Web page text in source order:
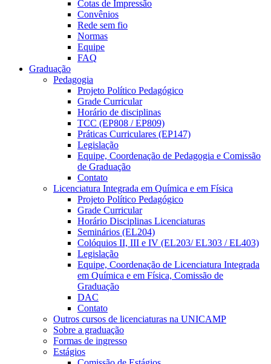
Cotas de Impressão
Convênios
Rede sem fio
Normas
Equipe
FAQ
Graduação
Pedagogia
Projeto Político Pedagógico
Grade Curricular
Horário de disciplinas
TCC (EP808 / EP809)
Práticas Curriculares (EP147)
Legislação
Equipe, Coordenação de Pedagogia e Comissão
de Graduação
Contato
Licenciatura Integrada em Química e em Física
Projeto Político Pedagógico
Grade Curricular
Horário Disciplinas Licenciaturas
Seminários (EL204)
Colóquios II, III e IV (EL203/ EL303 / EL403)
Legislação
Equipe, Coordenação de Licenciatura Integrada
em Química e em Física, Comissão de
Graduação
DAC
Contato
Outros cursos de licenciaturas na UNICAMP
Sobre a graduação
Formas de ingresso
Estágios